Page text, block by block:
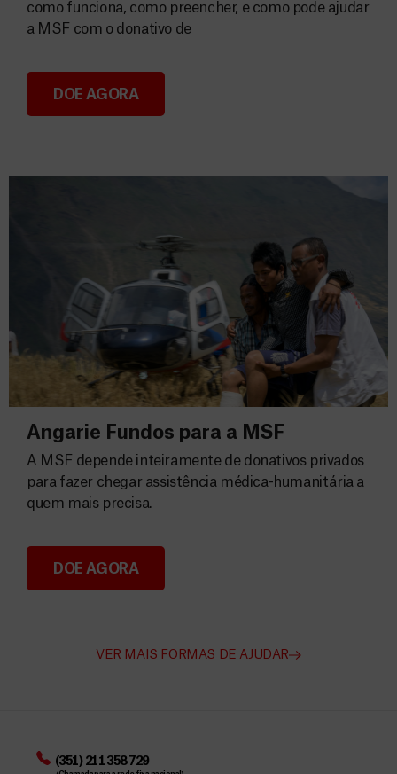
Consignação do IRS 2026
como funciona, como preencher, e como pode ajudar
a MSF com o donativo de
DOE AGORA
Angarie Fundos para a MSF
Angarie Fundos para a MSF
A MSF depende inteiramente de donativos privados
para fazer chegar assistência médica-humanitária a
quem mais precisa.
DOE AGORA
VER MAIS FORMAS DE AJUDAR
(351) 211 358 729